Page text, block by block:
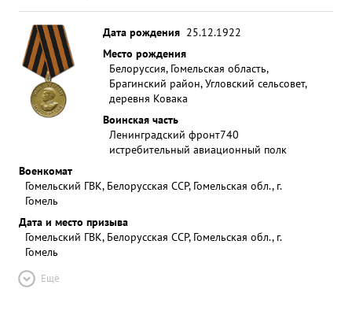
Дата рождения 25.12.1922
Место рождения
Белоруссия, Гомельская область,
Брагинский район, Угловский сельсовет,
деревня Ковака
Воинская часть
Ленинградский фронт740
истребительный авиационный полк
Военкомат
Гомельский ГВК, Белорусская ССР, Гомельская обл., г.
Гомель
Дата и место призыва
Гомельский ГВК, Белорусская ССР, Гомельская обл., г.
Гомель
Ещё